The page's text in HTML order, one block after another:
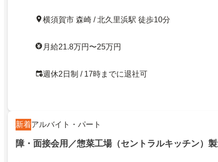
横須賀市 森崎 / 北久里浜駅 徒歩10分
月給21.8万円〜25万円
週休2日制 / 17時までに退社可
新着アルバイト・パート
障・面接会用／惣菜工場（セントラルキッチン）